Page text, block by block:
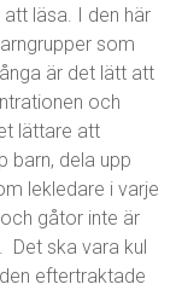
läsa. I den här
som
är det lätt att
och
lättare att
barn, dela upp
lekledare i varje
gåtor inte är
ska vara kul
eftertraktade